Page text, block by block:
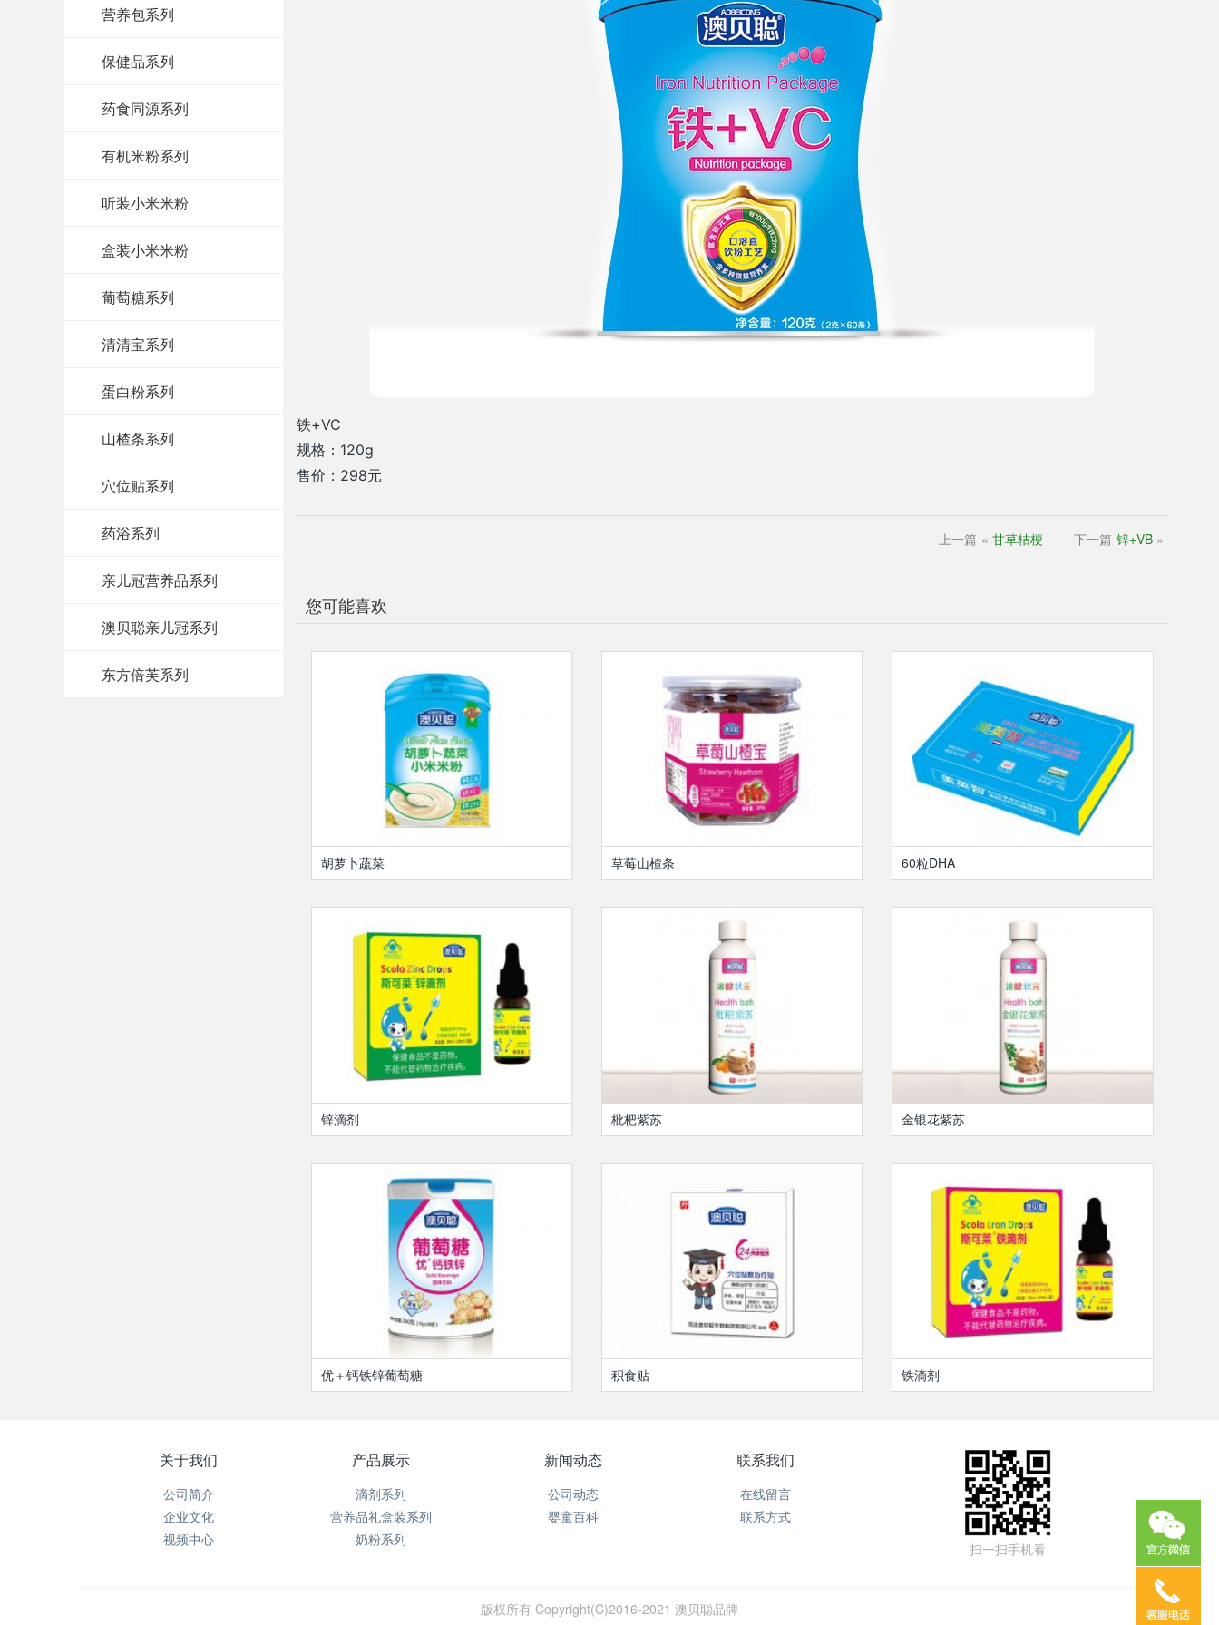
营养包系列
保健品系列
药食同源系列
有机米粉系列
听装小米米粉
盒装小米米粉
葡萄糖系列
清清宝系列
蛋白粉系列
山楂条系列
穴位贴系列
药浴系列
亲儿冠营养品系列
澳贝聪亲儿冠系列
东方倍芙系列
铁+VC
规格：120g
售价：298元
上一篇 « 甘草桔梗 下一篇 锌+VB»
您可能喜欢
胡萝卜蔬菜 草莓山楂条 60粒DHA
锌滴剂 枇杷紫苏 金银花紫苏
优＋钙铁锌葡萄糖 积食贴 铁滴剂
关于我们
公司简介
企业文化
视频中心
产品展示
滴剂系列
营养品礼盒装系列
奶粉系列
新闻动态
公司动态
婴童百科
联系我们
在线留言
联系方式
扫一扫手机看
版权所有 Copyright(C)2016-2021 澳贝聪品牌